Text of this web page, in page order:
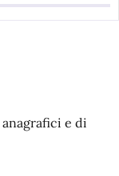
e di